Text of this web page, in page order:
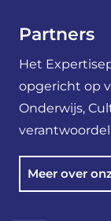
Partners
Het
opgericht op
Onderwijs,
Meer over